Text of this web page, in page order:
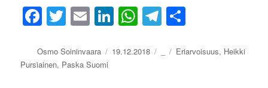
Fa
bo
ok
T
tte
r
E
ail
Li
ed
W
ts
Te
gr re
Kirjoittaja
Osmo Soininvaara Julkaistu
19.12.2018 Kategoriat
Avainsanat
Eriarvoisuus, Heikki
Pursiainen, Paska Suomi